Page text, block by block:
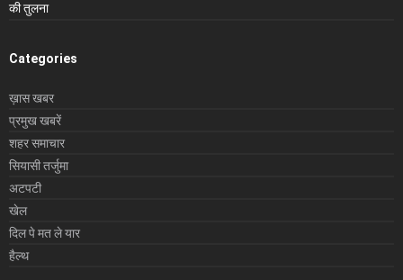
की तुलना
Categories
ख़ास खबर
प्रमुख खबरें
शहर समाचार
सियासी तर्जुमा
अटपटी
खेल
दिल पे मत ले यार
हैल्थ